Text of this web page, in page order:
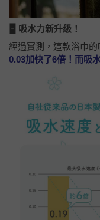
🁢 吸水力新升級！
經過實測，這款浴巾的
0.03加快了6倍！而吸